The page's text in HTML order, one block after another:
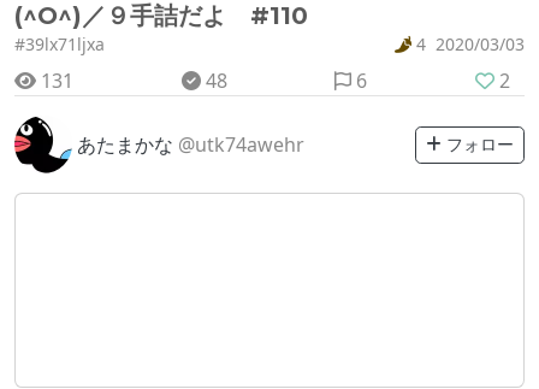
(^O^)／９手詰だよ #110
#39lx71ljxa 4 2020/03/03
131 48 6 2
あたまかな @utk74awehr フォロー